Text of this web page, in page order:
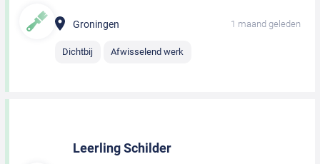
Groningen 1 maand geleden
Dichtbij Afwisselend werk
Leerling Schilder